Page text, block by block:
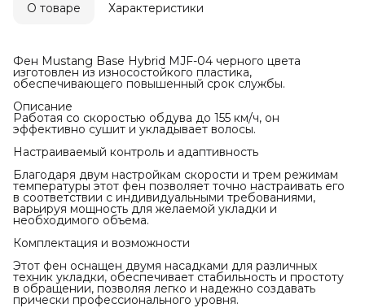
О товаре Характеристики
Фен Mustang Base Hybrid MJF-04 черного цвета
изготовлен из износостойкого пластика,
обеспечивающего повышенный срок службы.
Описание
Работая со скоростью обдува до 155 км/ч, он
эффективно сушит и укладывает волосы.
Настраиваемый контроль и адаптивность
Благодаря двум настройкам скорости и трем режимам
температуры этот фен позволяет точно настраивать его
в соответствии с индивидуальными требованиями,
варьируя мощность для желаемой укладки и
необходимого объема.
Комплектация и возможности
Этот фен оснащен двумя насадками для различных
техник укладки, обеспечивает стабильность и простоту
в обращении, позволяя легко и надежно создавать
прически профессионального уровня.